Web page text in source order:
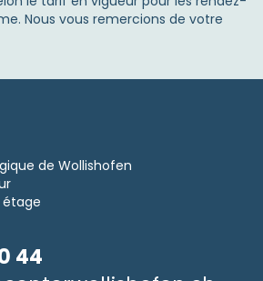
Nous vous remercions de votre
de Wollishofen
étage
44